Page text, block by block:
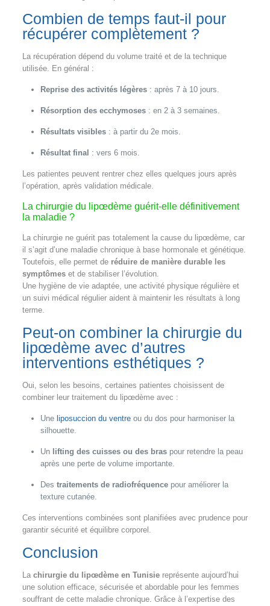
Combien de temps faut-il pour
récupérer complètement ?
La récupération dépend du volume traité et de la technique
utilisée. En général :
Reprise des activités légères: après 7 à 10 jours.
Résorption des ecchymoses: en 2 à 3 semaines.
Résultats visibles: à partir du 2e mois.
Résultat final : vers 6 mois.
Les patientes peuvent rentrer chez elles quelques jours après
l’opération, après validation médicale.
La chirurgie du lipœdème guérit-elle définitivement
la maladie ?
La chirurgie ne guérit pas totalement la cause du lipœdème, car
il s’agit d’une maladie chronique à base hormonale et génétique.
Toutefois, elle permet de réduire de manière durable les
symptômeset de stabiliser l’évolution.
Une hygiène de vie adaptée, une activité physique régulière et
un suivi médical régulier aident à maintenir les résultats à long
terme.
Peut-on combiner la chirurgie du
lipœdème avec d’autres
interventions esthétiques ?
Oui, selon les besoins, certaines patientes choisissent de
combiner leur traitement du lipœdème avec :
Une liposuccion du ventreou du dos pour harmoniser la
silhouette.
Un lifting des cuisses ou des braspour retendre la peau
après une perte de volume importante.
Des traitements de radiofréquencepour améliorer la
texture cutanée.
Ces interventions combinées sont planifiées avec prudence pour
garantir sécurité et équilibre corporel.
Conclusion
La chirurgie du lipœdème en Tunisiereprésente aujourd’hui
une solution efficace, sécurisée et abordable pour les femmes
souffrant de cette maladie chronique. Grâce à l’expertise des